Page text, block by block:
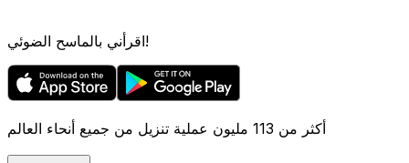
اقرأني بالماسح الضوئي!
أكثر من 113 مليون عملية تنزيل من جميع أنحاء العالم